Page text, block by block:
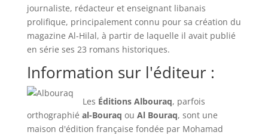
journaliste, rédacteur et enseignant libanais
prolifique, principalement connu pour sa création du
magazine Al-Hilal, à partir de laquelle il avait publié
en série ses 23 romans historiques.
Information sur l'éditeur :
Les Éditions Albouraq, parfois
orthographié al-Bouraq ou Al Bouraq, sont une
maison d'édition française fondée par Mohamad